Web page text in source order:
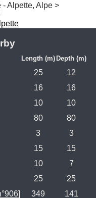
Alpette, Alpe >
Length (m) Depth (m)
25
12
16
16
10
10
80
80
3
3
15
15
10
7
25
25
349 141